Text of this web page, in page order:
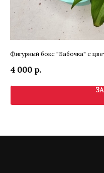
Фигурный бокс "Бабочка" с
4 000 р.